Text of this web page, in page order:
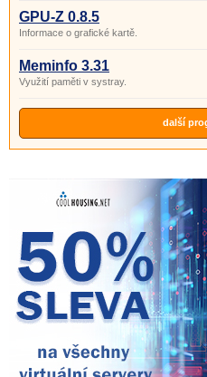
GPU-Z 0.8.5
Informace o grafické kartě.
Meminfo 3.31
Využití paměti v systray.
další